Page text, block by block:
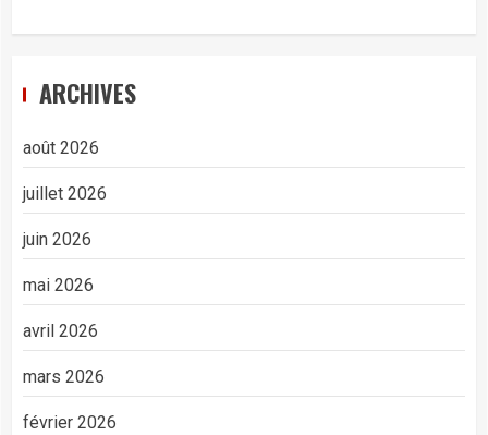
ARCHIVES
août 2026
juillet 2026
juin 2026
mai 2026
avril 2026
mars 2026
février 2026